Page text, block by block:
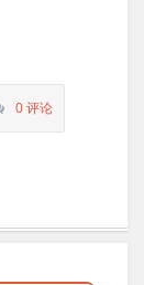
0 评论